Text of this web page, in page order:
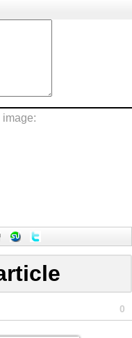
image:
0